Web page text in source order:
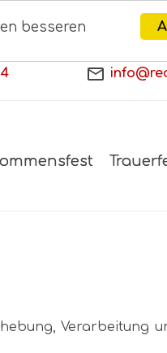
besseren
Verarbeitung